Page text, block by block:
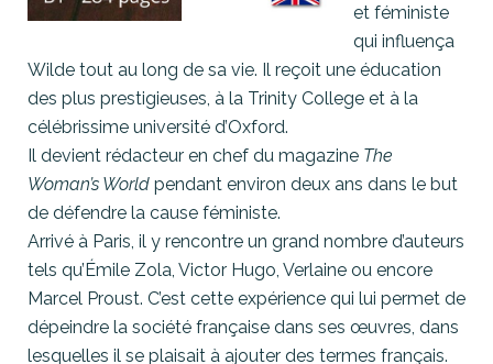
et féministe
qui influença
Wilde tout au long de sa vie. Il reçoit une éducation
des plus prestigieuses, à la Trinity College et à la
célébrissime université d’Oxford.
Il devient rédacteur en chef du magazine The
Woman’s World pendant environ deux ans dans le but
de défendre la cause féministe.
Arrivé à Paris, il y rencontre un grand nombre d’auteurs
tels qu’Émile Zola, Victor Hugo, Verlaine ou encore
Marcel Proust. C’est cette expérience qui lui permet de
dépeindre la société française dans ses œuvres, dans
lesquelles il se plaisait à ajouter des termes français.